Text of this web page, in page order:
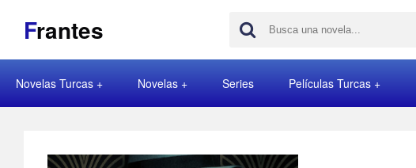
Frantes
Novelas Turcas Novelas Series Películas Turcas